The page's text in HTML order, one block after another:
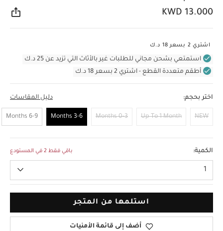
KWD 13.000
اشتري 2 بسعر 18 د.ك
استمتعي بشحن مجاني للطلبات غير بالأثاث التي تزيد عن 25 د.ك
أطقم متعددة القطع - اشتري 2 بسعر 18 د.ك
اختر بحجم: دليل المقاسات
NEW
Up To 1 Month
0-3 Months
3-6 Months
6-9 Months
الكمية: باقي فقط 2 في المستودع
1
استلمها من المتجر
أضف إلى قائمة الأمنيات